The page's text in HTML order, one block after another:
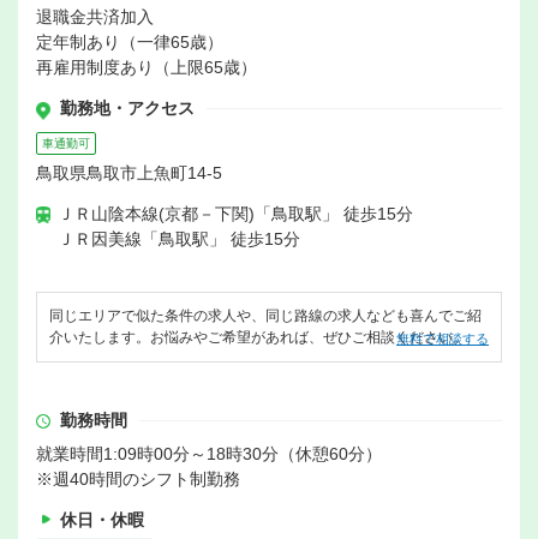
退職金共済加入
定年制あり（一律65歳）
再雇用制度あり（上限65歳）
勤務地・アクセス
車通勤可
鳥取県鳥取市上魚町14-5
ＪＲ山陰本線(京都－下関)「鳥取駅」 徒歩15分
ＪＲ因美線「鳥取駅」 徒歩15分
同じエリアで似た条件の求人や、同じ路線の求人なども喜んでご紹
介いたします。お悩みやご希望があれば、ぜひご相談ください。
無料で相談する
勤務時間
就業時間1:09時00分～18時30分（休憩60分）
※週40時間のシフト制勤務
休日・休暇